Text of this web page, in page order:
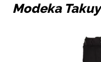
Modeka